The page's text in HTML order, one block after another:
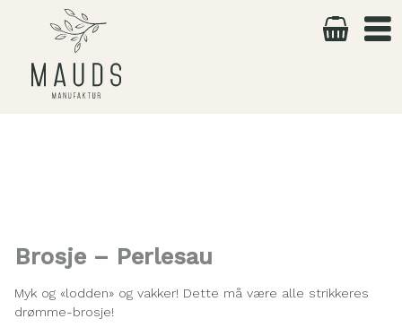
Brosje – Perlesau
Myk og «lodden» og vakker! Dette må være alle strikkeres
drømme-brosje!